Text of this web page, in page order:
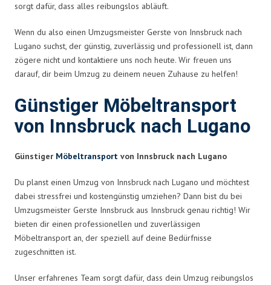
sorgt dafür, dass alles reibungslos abläuft.
Wenn du also einen Umzugsmeister Gerste von Innsbruck nach
Lugano suchst, der günstig, zuverlässig und professionell ist, dann
zögere nicht und kontaktiere uns noch heute. Wir freuen uns
darauf, dir beim Umzug zu deinem neuen Zuhause zu helfen!
Günstiger Möbeltransport
von Innsbruck nach Lugano
Günstiger Möbeltransport von Innsbruck nach Lugano
Du planst einen Umzug von Innsbruck nach Lugano und möchtest
dabei stressfrei und kostengünstig umziehen? Dann bist du bei
Umzugsmeister Gerste Innsbruck aus Innsbruck genau richtig! Wir
bieten dir einen professionellen und zuverlässigen
Möbeltransport an, der speziell auf deine Bedürfnisse
zugeschnitten ist.
Unser erfahrenes Team sorgt dafür, dass dein Umzug reibungslos